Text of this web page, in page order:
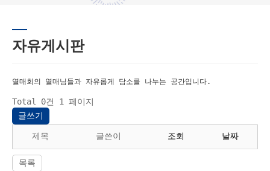
자유게시판
열매회의 열매님들과 자유롭게 담소를 나누는 공간입니다.
Total 0건
1 페이지
글쓰기
제목 글쓴이 조회 날짜
목록